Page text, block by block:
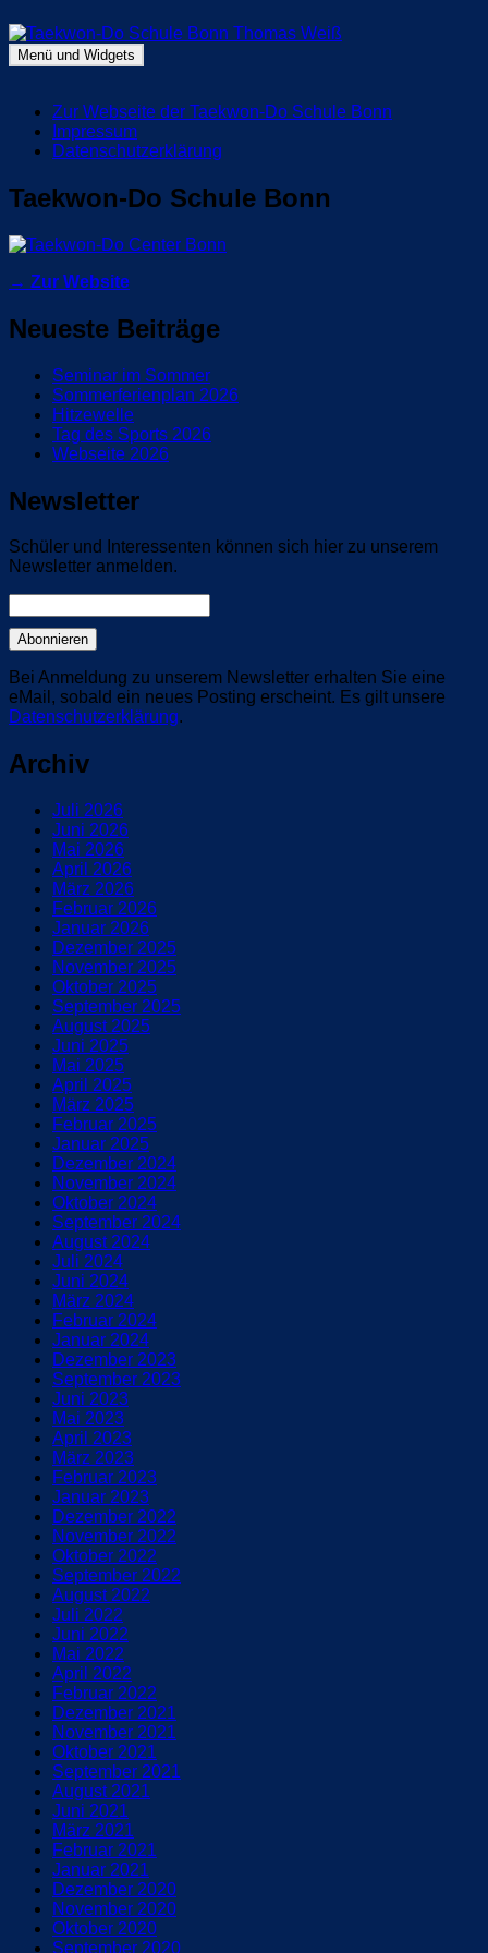
Inhalt
springen
Taekwon-Do Schule Bonn Thomas Weiß
Blog Taekwon-Do Schule Bonn
Menü und Widgets
Zur Webseite der Taekwon-Do Schule Bonn
Impressum
Datenschutzerklärung
Taekwon-Do Schule Bonn
→ Zur Website
Neueste Beiträge
Seminar im Sommer
Sommerferienplan 2026
Hitzewelle
Tag des Sports 2026
Webseite 2026
Newsletter
Schüler und Interessenten können sich hier zu unserem
Newsletter anmelden.
Bei Anmeldung zu unserem Newsletter erhalten Sie eine
eMail, sobald ein neues Posting erscheint. Es gilt unsere
Datenschutzerklärung.
Archiv
Juli 2026
Juni 2026
Mai 2026
April 2026
März 2026
Februar 2026
Januar 2026
Dezember 2025
November 2025
Oktober 2025
September 2025
August 2025
Juni 2025
Mai 2025
April 2025
März 2025
Februar 2025
Januar 2025
Dezember 2024
November 2024
Oktober 2024
September 2024
August 2024
Juli 2024
Juni 2024
März 2024
Februar 2024
Januar 2024
Dezember 2023
September 2023
Juni 2023
Mai 2023
April 2023
März 2023
Februar 2023
Januar 2023
Dezember 2022
November 2022
Oktober 2022
September 2022
August 2022
Juli 2022
Juni 2022
Mai 2022
April 2022
Februar 2022
Dezember 2021
November 2021
Oktober 2021
September 2021
August 2021
Juni 2021
März 2021
Februar 2021
Januar 2021
Dezember 2020
November 2020
Oktober 2020
September 2020